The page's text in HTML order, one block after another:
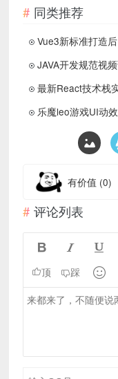
同类推荐
JAVA开发规范视
有价值 (0)
评论列表
  
顶 踩 